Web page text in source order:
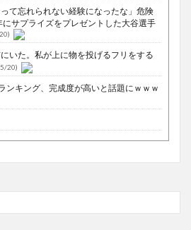
て忘れられない経験になったな」危険
サプライズをプレゼントした大谷選手
いた。私が上に物を投げるフリをする
20)
ンキング、完成度が高いと話題にｗｗｗ
されていた女子学生が男子学生らの性